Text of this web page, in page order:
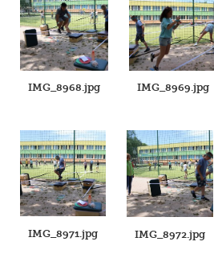
IMG_8968.jpg IMG_8969.jpg
IMG_8971.jpg IMG_8972.jpg